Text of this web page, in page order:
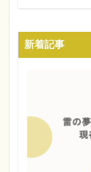
新着記事